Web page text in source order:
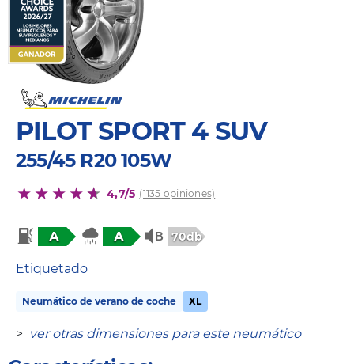
PILOT SPORT 4 SUV
255/45 R20 105W
4,7/5 (1135 opiniones)
A A 70db
Etiquetado
Neumático de verano de coche XL
> ver otras dimensiones para este neumático